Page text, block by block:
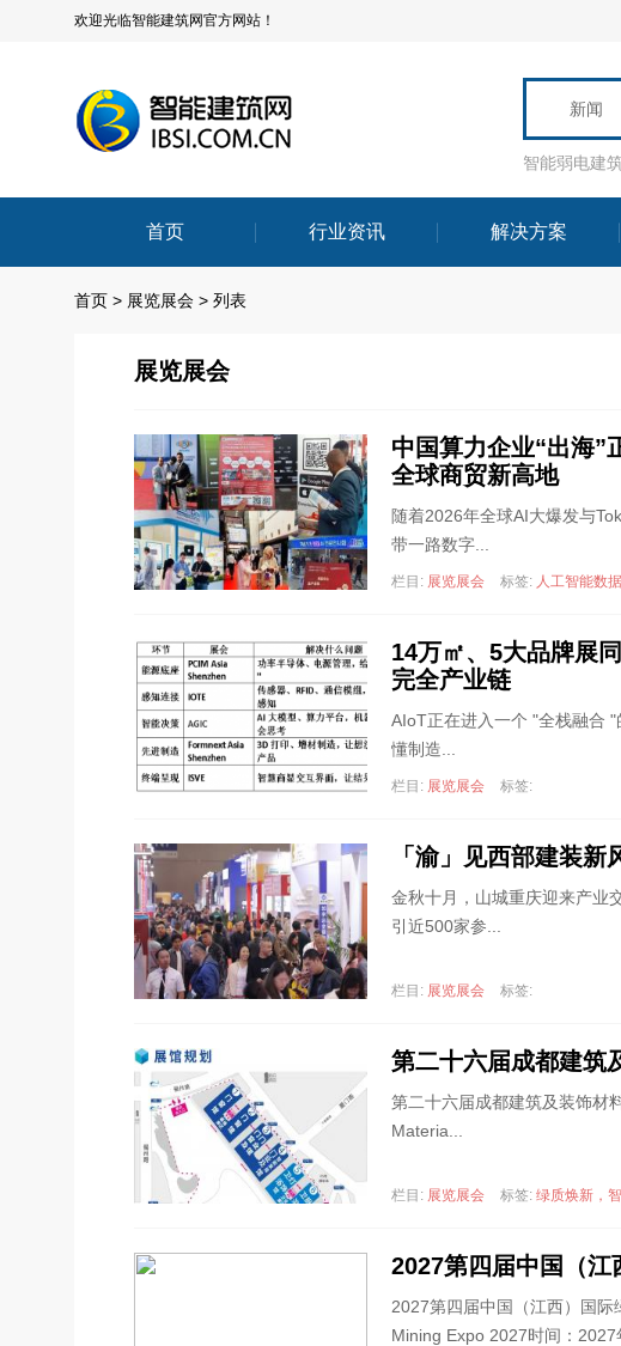
欢迎光临智能建筑网官方网站！
新闻
智能弱电建
首页 行业资讯 解决方案
首页 > 展览展会 > 列表
展览展会
中国算力企业“出海”
全球商贸新高地
随着2026年全球AI大爆发与
带一路数字...
栏目: 展览展会 标签: 人工智能数
14万㎡、5大品牌展
完全产业链
AIoT正在进入一个 "全栈融合
懂制造...
栏目: 展览展会 标签:
「渝」见西部建装
金秋十月，山城重庆迎来产业
引近500家参...
栏目: 展览展会 标签:
第二十六届成都建筑
第二十六届成都建筑及装饰材
Materia...
栏目: 展览展会 标签: 绿质焕新，
2027第四届中国（
2027第四届中国（江西）国
Mining Expo 2027时间：2027